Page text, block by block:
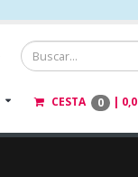
CESTA 0 |